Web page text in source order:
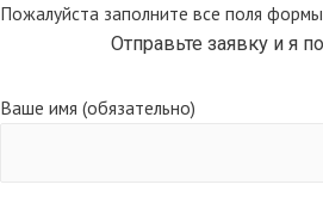
Пожалуйста заполните все поля
Отправьте заявку и я
Ваше имя (обязательно)